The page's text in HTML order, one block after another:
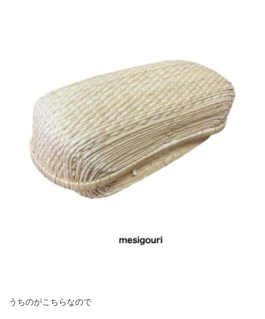
うちのがこちらなので